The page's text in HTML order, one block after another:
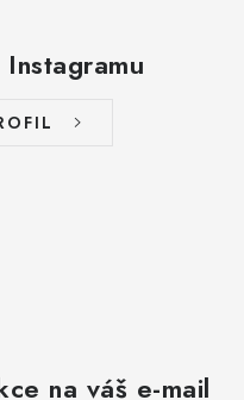
na váš e-mail